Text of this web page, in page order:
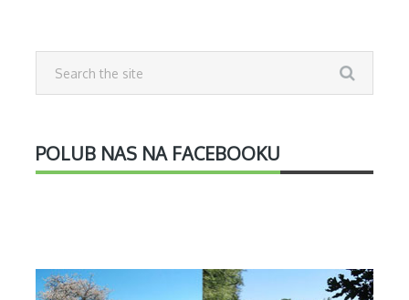
POLUB NAS NA FACEBOOKU